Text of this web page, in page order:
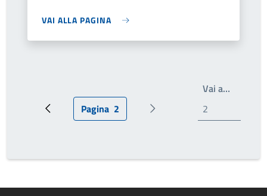
VAI ALLA PAGINA
Pagina precedentePagina attuale
Pagina 2 Prossima pagina
Vai a…